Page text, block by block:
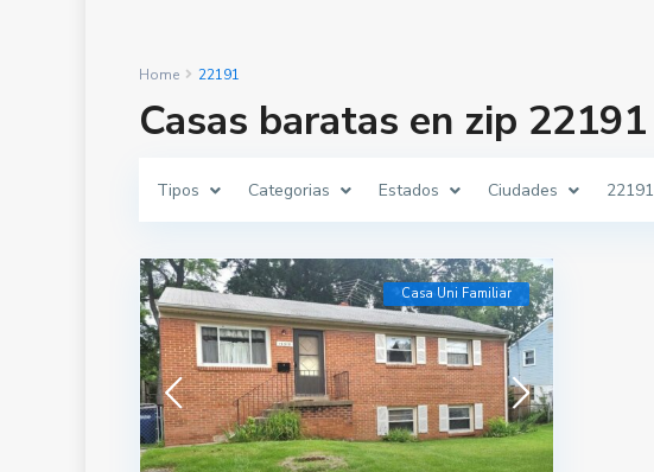
Home 22191
Casas baratas en zip 22191
Tipos Categorias Estados Ciudades 22191
Casa Uni Familiar